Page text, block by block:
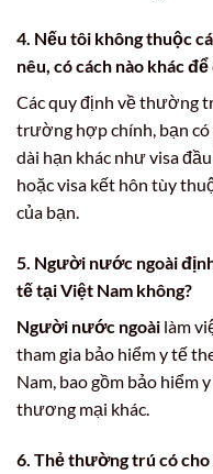
4. Nếu tôi không thuộc
nêu, có cách nào khác
Các quy định về thường
trường hợp chính, bạn
dài hạn khác như visa
hoặc visa kết hôn tùy
của bạn.
5. Người nước ngoài
tế tại Việt Nam không?
Người nước ngoài làm
tham gia bảo hiểm y tế
Nam, bao gồm bảo hiểm
thương mại khác.
6. Thẻ thường trú có